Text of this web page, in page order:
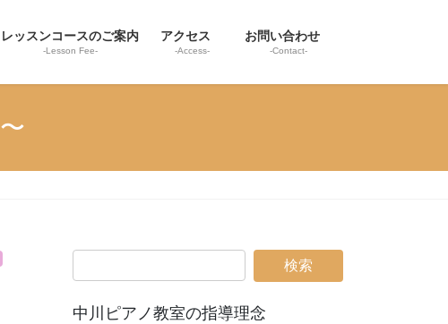
レッスンコースのご案内
-Lesson Fee-
アクセス
-Access-
お問い合わせ
-Contact-
中川ピアノ教室の指導理念